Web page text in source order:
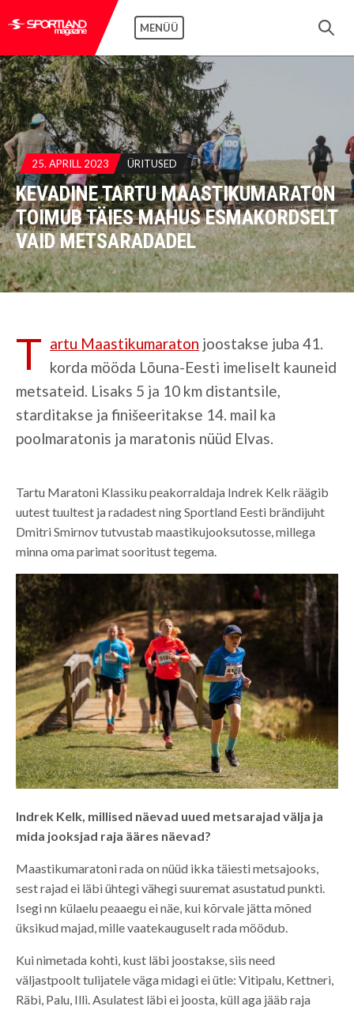
MENÜÜ
25. APRILL 2023 ÜRITUSED
KEVADINE TARTU MAASTIKUMARATON
TOIMUB TÄIES MAHUS ESMAKORDSELT
VAID METSARADADEL
T artu Maastikumaraton joostakse juba 41.
korda mööda Lõuna-Eesti imeliselt kauneid
metsateid. Lisaks 5 ja 10 km distantsile,
starditakse ja finišeeritakse 14. mail ka
poolmaratonis ja maratonis nüüd Elvas.
Tartu Maratoni Klassiku peakorraldaja Indrek Kelk räägib
uutest tuultest ja radadest ning Sportland Eesti brändijuht
Dmitri Smirnov tutvustab maastikujooksutosse, millega
minna oma parimat sooritust tegema.
Indrek Kelk, millised näevad uued metsarajad välja ja
mida jooksjad raja ääres näevad?
Maastikumaratoni rada on nüüd ikka täiesti metsajooks,
sest rajad ei läbi ühtegi vähegi suuremat asustatud punkti.
Isegi nn külaelu peaaegu ei näe, kui kõrvale jätta mõned
üksikud majad, mille vaatekauguselt rada möödub.
Kui nimetada kohti, kust läbi joostakse, siis need
väljastpoolt tulijatele väga midagi ei ütle: Vitipalu, Kettneri,
Räbi, Palu, Illi. Asulatest läbi ei joosta, küll aga jääb raja